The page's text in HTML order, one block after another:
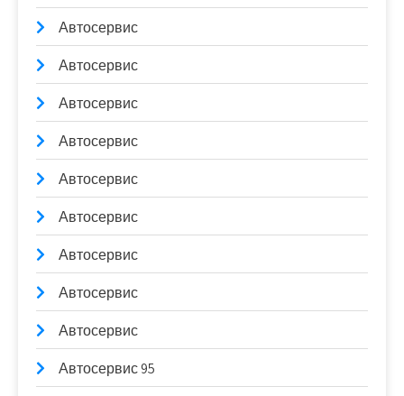
Автосервис
Автосервис
Автосервис
Автосервис
Автосервис
Автосервис
Автосервис
Автосервис
Автосервис
Автосервис 95